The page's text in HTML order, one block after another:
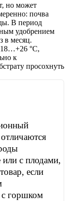
но может
почва
В период
удобрением
в месяц.
°C,
к
просохнуть
или с плодами,
если
с горшком